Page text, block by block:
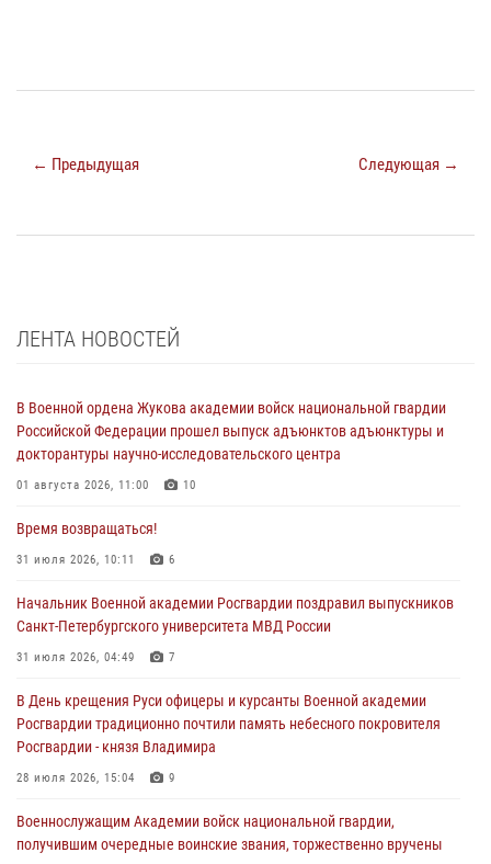
← Предыдущая Следующая →
ЛЕНТА НОВОСТЕЙ
В Военной ордена Жукова академии войск национальной гвардии
Российской Федерации прошел выпуск адъюнктов адъюнктуры и
докторантуры научно-исследовательского центра
01 августа 2026, 11:00 10
Время возвращаться!
31 июля 2026, 10:11 6
Начальник Военной академии Росгвардии поздравил выпускников
Санкт-Петербургского университета МВД России
31 июля 2026, 04:49 7
В День крещения Руси офицеры и курсанты Военной академии
Росгвардии традиционно почтили память небесного покровителя
Росгвардии - князя Владимира
28 июля 2026, 15:04 9
Военнослужащим Академии войск национальной гвардии,
получившим очередные воинские звания, торжественно вручены